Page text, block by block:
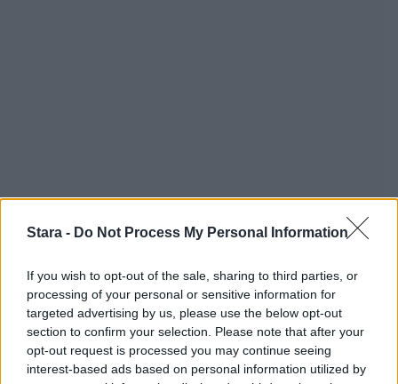
Stara - Do Not Process My Personal Information
If you wish to opt-out of the sale, sharing to third parties, or
processing of your personal or sensitive information for
targeted advertising by us, please use the below opt-out
section to confirm your selection. Please note that after your
opt-out request is processed you may continue seeing
interest-based ads based on personal information utilized by